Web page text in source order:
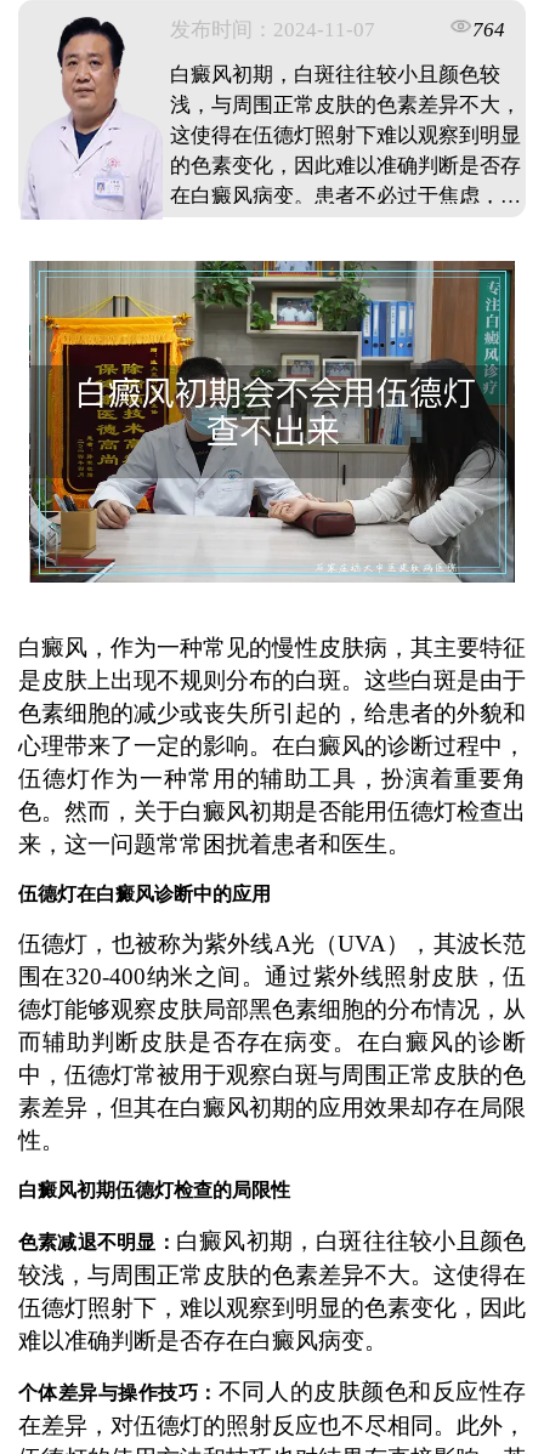
发布时间：2024-11-07
764
白癜风初期，白斑往往较小且颜色较
浅，与周围正常皮肤的色素差异不大，
这使得在伍德灯照射下难以观察到明显
的色素变化，因此难以准确判断是否存
在白癜风病变。患者不必过于焦虑，应
辅助诊断方法进行综合评估。 ...
白癜风，作为一种常见的慢性皮肤病，其主要特征
是皮肤上出现不规则分布的白斑。这些白斑是由于
色素细胞的减少或丧失所引起的，给患者的外貌和
心理带来了一定的影响。在白癜风的诊断过程中，
伍德灯作为一种常用的辅助工具，扮演着重要角
色。然而，关于白癜风初期是否能用伍德灯检查出
来，这一问题常常困扰着患者和医生。
伍德灯在白癜风诊断中的应用
伍德灯，也被称为紫外线A光（UVA），其波长范
围在320-400纳米之间。通过紫外线照射皮肤，伍
德灯能够观察皮肤局部黑色素细胞的分布情况，从
而辅助判断皮肤是否存在病变。在白癜风的诊断
中，伍德灯常被用于观察白斑与周围正常皮肤的色
素差异，但其在白癜风初期的应用效果却存在局限
性。
白癜风初期伍德灯检查的局限性
色素减退不明显： 白癜风初期，白斑往往较小且颜色
较浅，与周围正常皮肤的色素差异不大。这使得在
伍德灯照射下，难以观察到明显的色素变化，因此
难以准确判断是否存在白癜风病变。
个体差异与操作技巧： 不同人的皮肤颜色和反应性存
在差异，对伍德灯的照射反应也不尽相同。此外，